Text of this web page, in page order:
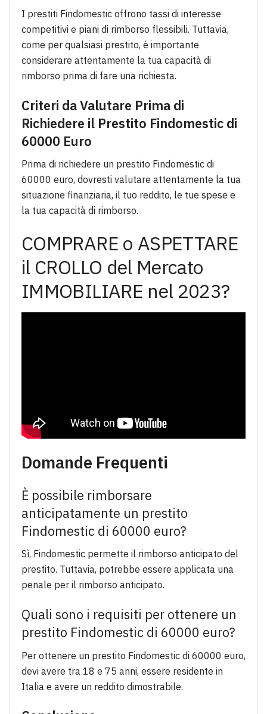
I prestiti Findomestic offrono tassi di interesse
competitivi e piani di rimborso flessibili. Tuttavia,
come per qualsiasi prestito, è importante
considerare attentamente la tua capacità di
rimborso prima di fare una richiesta.
Criteri da Valutare Prima di
Richiedere il Prestito Findomestic di
60000 Euro
Prima di richiedere un prestito Findomestic di
60000 euro, dovresti valutare attentamente la tua
situazione finanziaria, il tuo reddito, le tue spese e
la tua capacità di rimborso.
COMPRARE o ASPETTARE
il CROLLO del Mercato
IMMOBILIARE nel 2023?
Domande Frequenti
È possibile rimborsare
anticipatamente un prestito
Findomestic di 60000 euro?
Sì, Findomestic permette il rimborso anticipato del
prestito. Tuttavia, potrebbe essere applicata una
penale per il rimborso anticipato.
Quali sono i requisiti per ottenere un
prestito Findomestic di 60000 euro?
Per ottenere un prestito Findomestic di 60000 euro,
devi avere tra 18 e 75 anni, essere residente in
Italia e avere un reddito dimostrabile.